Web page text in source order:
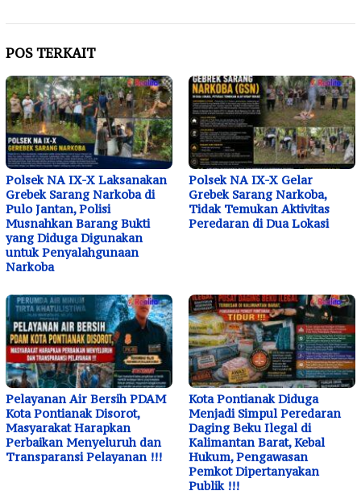
POS TERKAIT
Polsek NA IX-X Laksanakan
Grebek Sarang Narkoba di
Pulo Jantan, Polisi
Musnahkan Barang Bukti
yang Diduga Digunakan
untuk Penyalahgunaan
Narkoba
Polsek NA IX-X Gelar
Grebek Sarang Narkoba,
Tidak Temukan Aktivitas
Peredaran di Dua Lokasi
Pelayanan Air Bersih PDAM
Kota Pontianak Disorot,
Masyarakat Harapkan
Perbaikan Menyeluruh dan
Transparansi Pelayanan !!!
Kota Pontianak Diduga
Menjadi Simpul Peredaran
Daging Beku Ilegal di
Kalimantan Barat, Kebal
Hukum, Pengawasan
Pemkot Dipertanyakan
Publik !!!